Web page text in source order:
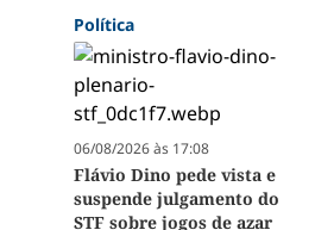
Política
06/08/2026 às 17:08
Flávio Dino pede vista e
suspende julgamento do
STF sobre jogos de azar